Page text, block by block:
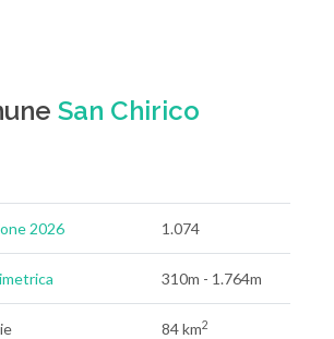
San Chirico
2026 1.074
310m - 1.764m
84 km2